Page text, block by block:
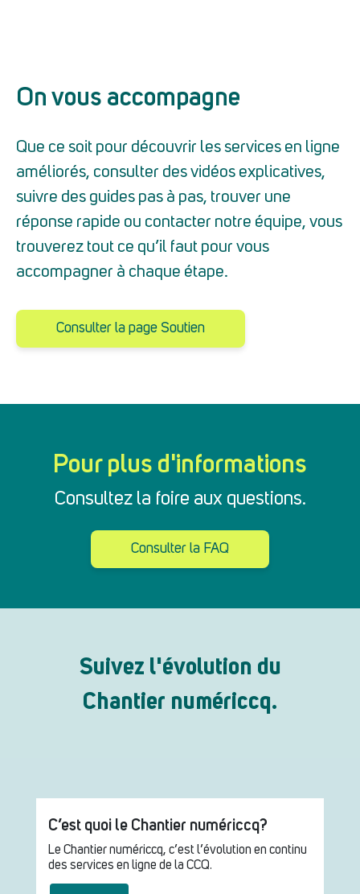
On vous accompagne
Que ce soit pour découvrir les services en ligne
améliorés, consulter des vidéos explicatives,
suivre des guides pas à pas, trouver une
réponse rapide ou contacter notre équipe, vous
trouverez tout ce qu’il faut pour vous
accompagner à chaque étape.
Consulter la page Soutien
Pour plus d'informations
Consultez la foire aux questions.
Consulter la FAQ
Suivez l'évolution du
Chantier numériccq.
C’est quoi le Chantier numériccq?
Le Chantier numériccq, c’est l’évolution en continu
des services en ligne de la CCQ.